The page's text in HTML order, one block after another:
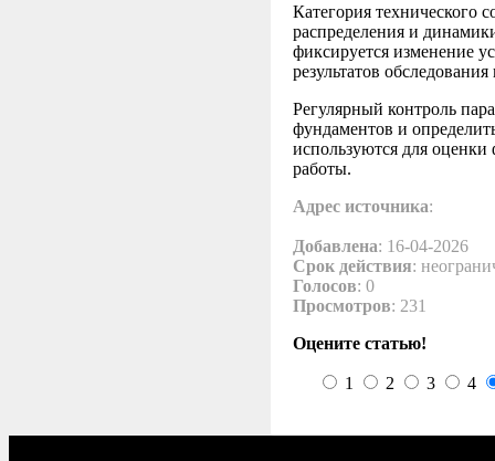
Категория технического
распределения и
фиксируется изменение
результатов
Регулярный контроль
фундаментов и
используются для оценки
работы.
Адрес источника:
Добавлена: 16-04-2026
Срок действия:
Голосов: 0
Просмотров: 231
Оцените статью!
1 2 3 4